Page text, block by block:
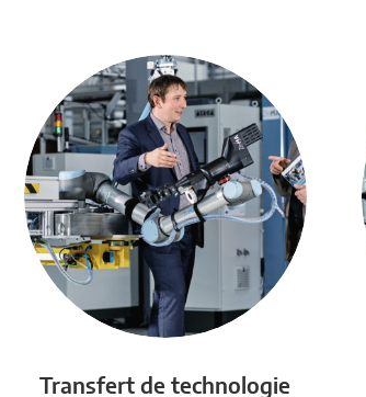
Transfert de technologie